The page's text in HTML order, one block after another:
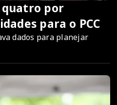
quatro por
para o PCC
dados para planejar